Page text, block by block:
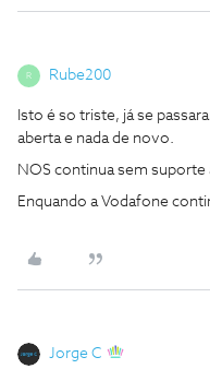
R Rube200
Isto é so triste, já se
aberta e nada de novo.
NOS continua sem suporte
Enquando a Vodafone
Jorge C